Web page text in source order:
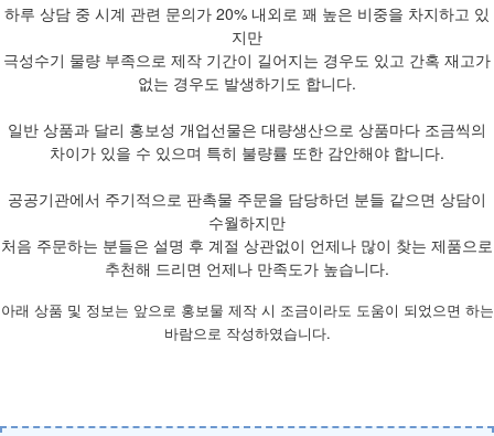
하루 상담 중 시계 관련 문의가 20% 내외로 꽤 높은 비중을 차지하고 있
지만
극성수기 물량 부족으로 제작 기간이 길어지는 경우도 있고 간혹 재고가
없는 경우도 발생하기도 합니다.
일반 상품과 달리 홍보성 개업선물은 대량생산으로 상품마다 조금씩의
차이가 있을 수 있으며 특히 불량률 또한 감안해야 합니다.
공공기관에서 주기적으로 판촉물 주문을 담당하던 분들 같으면 상담이
수월하지만
처음 주문하는 분들은 설명 후 계절 상관없이 언제나 많이 찾는 제품으로
추천해 드리면 언제나 만족도가 높습니다.
아래 상품 및 정보는 앞으로 홍보물 제작 시 조금이라도 도움이 되었으면 하는
바람으로 작성하였습니다.